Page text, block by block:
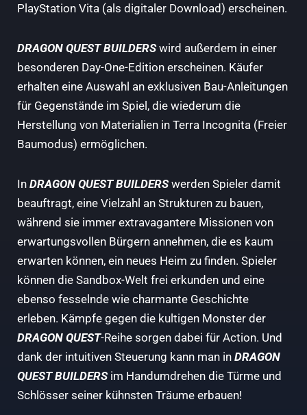
PlayStation Vita (als digitaler Download) erscheinen.
DRAGON QUEST BUILDERSwird außerdem in einer
besonderen Day-One-Edition erscheinen. Käufer
erhalten eine Auswahl an exklusiven Bau-Anleitungen
für Gegenstände im Spiel, die wiederum die
Herstellung von Materialien in Terra Incognita (Freier
Baumodus) ermöglichen.
In DRAGON QUEST BUILDERSwerden Spieler damit
beauftragt, eine Vielzahl an Strukturen zu bauen,
während sie immer extravagantere Missionen von
erwartungsvollen Bürgern annehmen, die es kaum
erwarten können, ein neues Heim zu finden. Spieler
können die Sandbox-Welt frei erkunden und eine
ebenso fesselnde wie charmante Geschichte
erleben. Kämpfe gegen die kultigen Monster der
DRAGON QUEST-Reihe sorgen dabei für Action. Und
dank der intuitiven Steuerung kann man in DRAGON
QUEST BUILDERSim Handumdrehen die Türme und
Schlösser seiner kühnsten Träume erbauen!